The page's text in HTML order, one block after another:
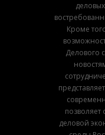
Кроме
Делового
позволяет
деловой